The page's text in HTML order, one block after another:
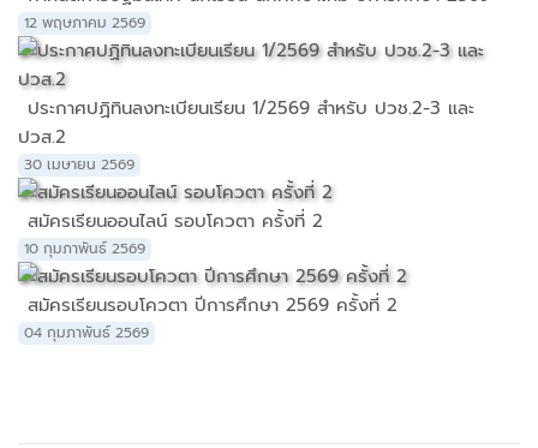
12 พฤษภาคม 2569
ประกาศปฏิทินลงทะเบียนเรียน 1/2569 สำหรับ ปวช.2-3 และ
ปวส.2
30 เมษายน 2569
สมัครเรียนออนไลน์ รอบโควตา ครั้งที่ 2
10 กุมภาพันธ์ 2569
สมัครเรียนรอบโควตา ปีการศึกษา 2569 ครั้งที่ 2
04 กุมภาพันธ์ 2569